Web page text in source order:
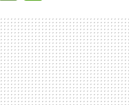
MAIL